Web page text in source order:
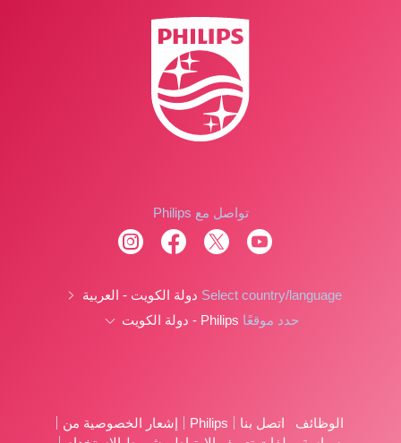
تواصل مع Philips
Select country/language دولة الكويت - العربية
حدد موقعًاPhilips - دولة الكويت
الوظائف اتصل بنا Philips
إشعار الخصوصية من